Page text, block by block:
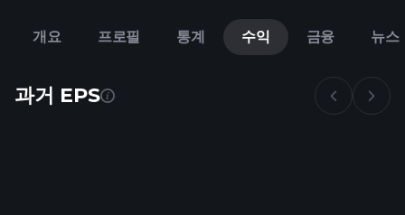
개요 프로필 통계 수익 금융 뉴스
과거 EPS